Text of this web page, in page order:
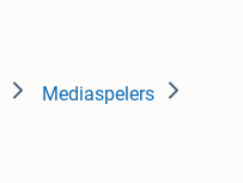
Mediaspelers